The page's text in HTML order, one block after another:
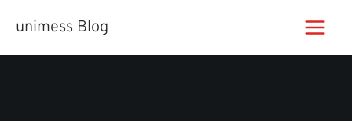
Inhaltunimess Blog